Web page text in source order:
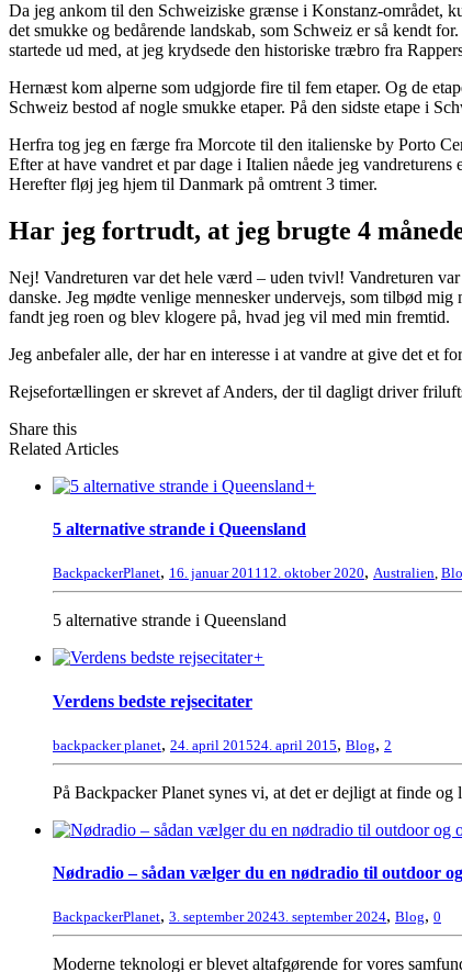
Da jeg ankom til den Schweiziske grænse i Konstanz-området,
det smukke og bedårende landskab, som Schweiz er så kendt
startede ud med, at jeg krydsede den historiske træbro fra
Hernæst kom alperne som udgjorde fire til fem etaper. Og de
Schweiz bestod af nogle smukke etaper. På den sidste etape i
Herfra tog jeg en færge fra Morcote til den italienske by Porto
Efter at have vandret et par dage i Italien nåede jeg
Herefter fløj jeg hjem til Danmark på omtrent 3 timer.
Har jeg fortrudt, at jeg brugte 4
Nej! Vandreturen var det hele værd – uden tvivl! Vandreturen
danske. Jeg mødte venlige mennesker undervejs, som tilbød
fandt jeg roen og blev klogere på, hvad jeg vil med min fremtid.
Jeg anbefaler alle, der har en interesse i at vandre at give det et
Rejsefortællingen er skrevet af Anders, der til dagligt driver
Share this
Related Articles
+
5 alternative strande i Queensland
BackpackerPlanet, 16. januar 201112. oktober 2020, Australien,
5 alternative strande i Queensland
+
Verdens bedste rejsecitater
backpacker planet, 24. april 201524. april 2015, Blog, 2
På Backpacker Planet synes vi, at det er dejligt at finde og
Nødradio – sådan vælger du en nødradio til outdoor
BackpackerPlanet, 3. september 20243. september 2024, Blog, 0
Moderne teknologi er blevet altafgørende for vores